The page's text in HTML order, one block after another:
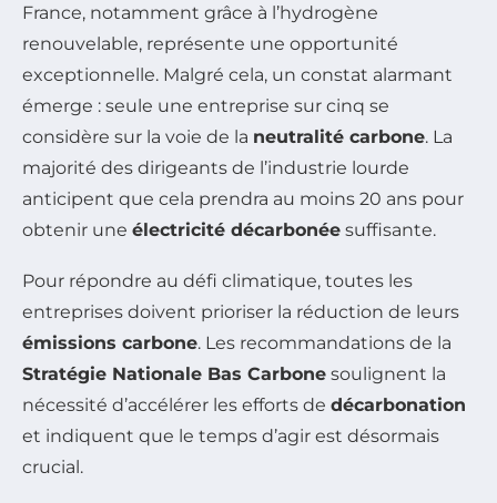
France, notamment grâce à l’hydrogène
renouvelable, représente une opportunité
exceptionnelle. Malgré cela, un constat alarmant
émerge : seule une entreprise sur cinq se
considère sur la voie de la neutralité carbone. La
majorité des dirigeants de l’industrie lourde
anticipent que cela prendra au moins 20 ans pour
obtenir une électricité décarbonée suffisante.
Pour répondre au défi climatique, toutes les
entreprises doivent prioriser la réduction de leurs
émissions carbone. Les recommandations de la
Stratégie Nationale Bas Carbone soulignent la
nécessité d’accélérer les efforts de décarbonation
et indiquent que le temps d’agir est désormais
crucial.